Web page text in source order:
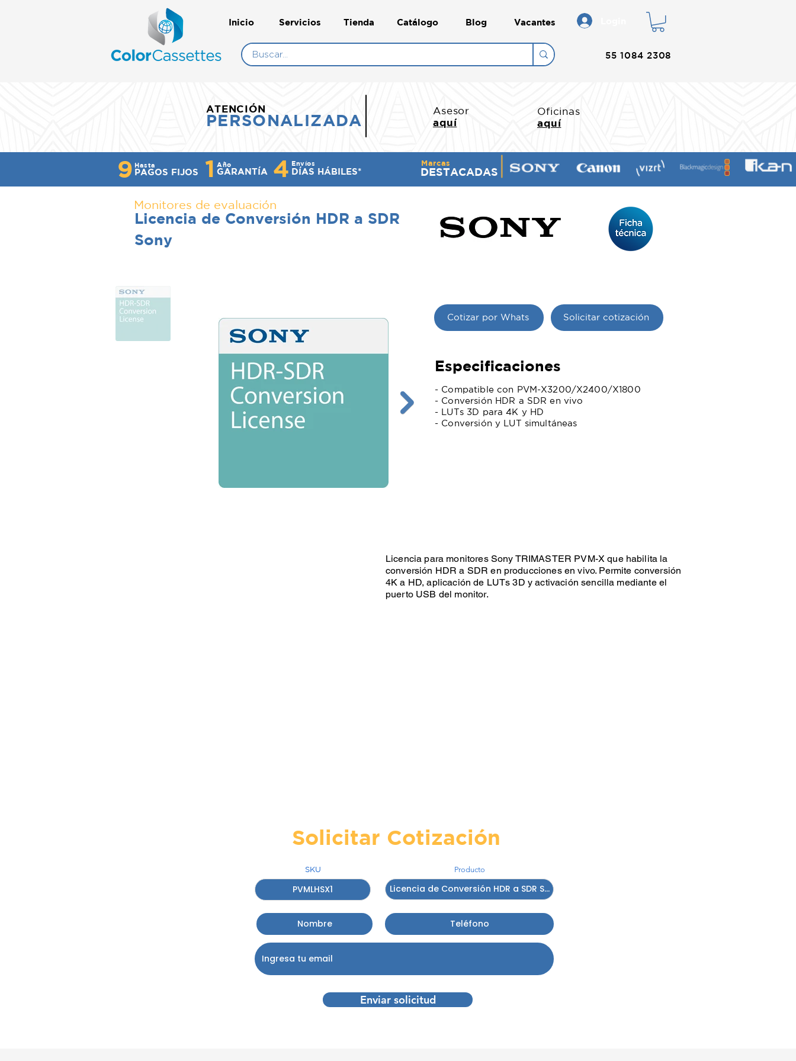
Inicio Servicios Tienda Catálogo Blog Vacantes
55 1084 2308
ATENCIÓN
PERSONALIZADA
Asesor
aquí
Oficinas
aquí
9 PAGOS FIJOS
Hasta 1 GARANTÍA
Año 4 DÍ​AS HÁBILES*
Envíos
DESTACADAS
Marcas
Licencia de Conversión HDR a SDR
Sony
Monitores de evaluación
Cotizar por Whats Solicitar cotización
Especificaciones
- Compatible con PVM-X3200/X2400/X1800
- Conversión HDR a SDR en vivo
- LUTs 3D para 4K y HD
- Conversión y LUT simultáneas
Licencia para monitores Sony TRIMASTER PVM-X que habilita la
conversión HDR a SDR en producciones en vivo. Permite conversión
4K a HD, aplicación de LUTs 3D y activación sencilla mediante el
puerto USB del monitor.
Solicitar Cotización
SKU Producto
Enviar solicitud